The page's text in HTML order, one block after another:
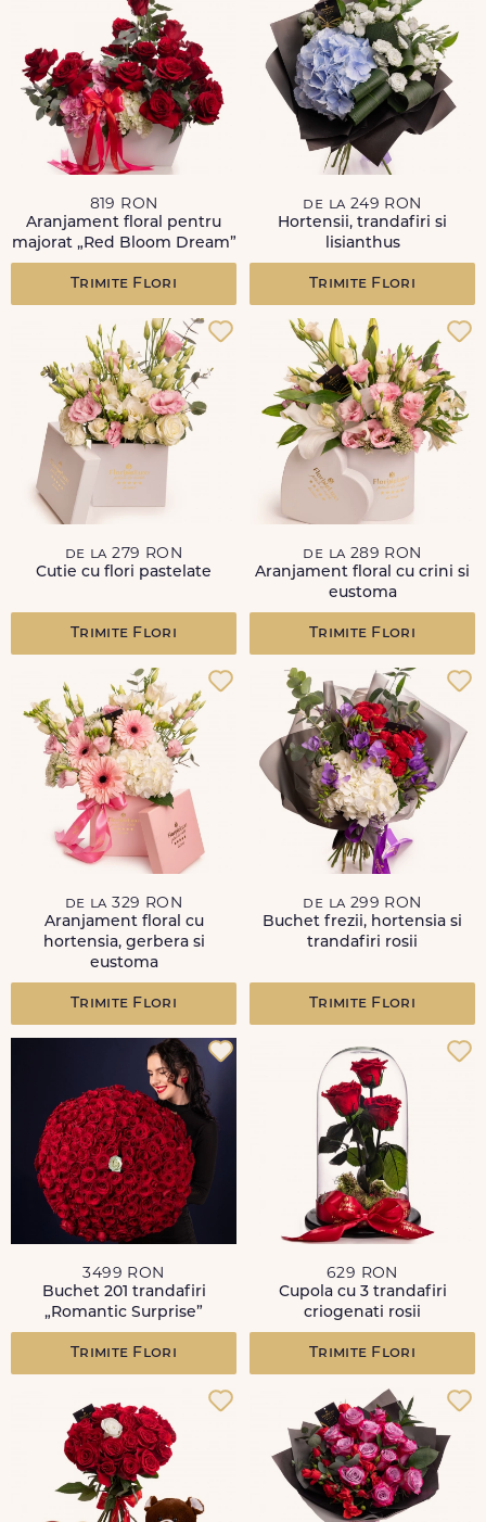
819 RON
Aranjament floral pentru
majorat „Red Bloom Dream”
Trimite Flori
de la 249 RON
Hortensii, trandafiri si
lisianthus
Trimite Flori
de la 279 RON
Cutie cu flori pastelate
Trimite Flori
de la 289 RON
Aranjament floral cu crini si
eustoma
Trimite Flori
de la 329 RON
Aranjament floral cu
hortensia, gerbera si
eustoma
Trimite Flori
de la 299 RON
Buchet frezii, hortensia si
trandafiri rosii
Trimite Flori
3499 RON
Buchet 201 trandafiri
„Romantic Surprise”
Trimite Flori
629 RON
Cupola cu 3 trandafiri
criogenati rosii
Trimite Flori